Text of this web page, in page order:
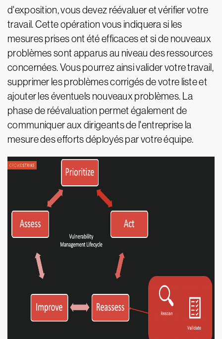
d'exposition, vous devez réévaluer et vérifier votre
travail. Cette opération vous indiquera si les
mesures prises ont été efficaces et si de nouveaux
problèmes sont apparus au niveau des ressources
concernées. Vous pourrez ainsi valider votre travail,
supprimer les problèmes corrigés de votre liste et
ajouter les éventuels nouveaux problèmes. La
phase de réévaluation permet également de
communiquer aux dirigeants de l'entreprise la
mesure des efforts déployés par votre équipe.